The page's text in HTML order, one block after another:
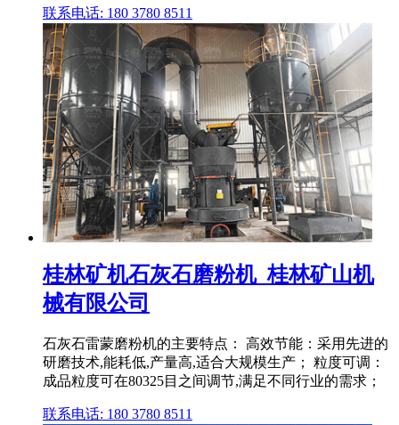
联系电话: 180 3780 8511
桂林矿机石灰石磨粉机_桂林矿山机
械有限公司
石灰石雷蒙磨粉机的主要特点： 高效节能：采用先进的
研磨技术,能耗低,产量高,适合大规模生产； 粒度可调：
成品粒度可在80325目之间调节,满足不同行业的需求；
联系电话: 180 3780 8511